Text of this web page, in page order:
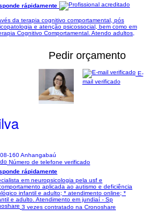
rápidamente
da terapia cognitivo comportamental, pós
e atenção psicossocial, bem como em
Cognitivo Comportamental. Atendo adultos,
Pedir orçamento
160 Anhangabaú
E-
mail verificado
Número de telefone verificado
rápidamente
em neuropsicologia pela usf e
aplicada ao autismo e deficiência
infantil e adulto; * atendimento online; *
e adulto. Atendimento em jundiaí - Sp
3 vezes contratado na Cronoshare